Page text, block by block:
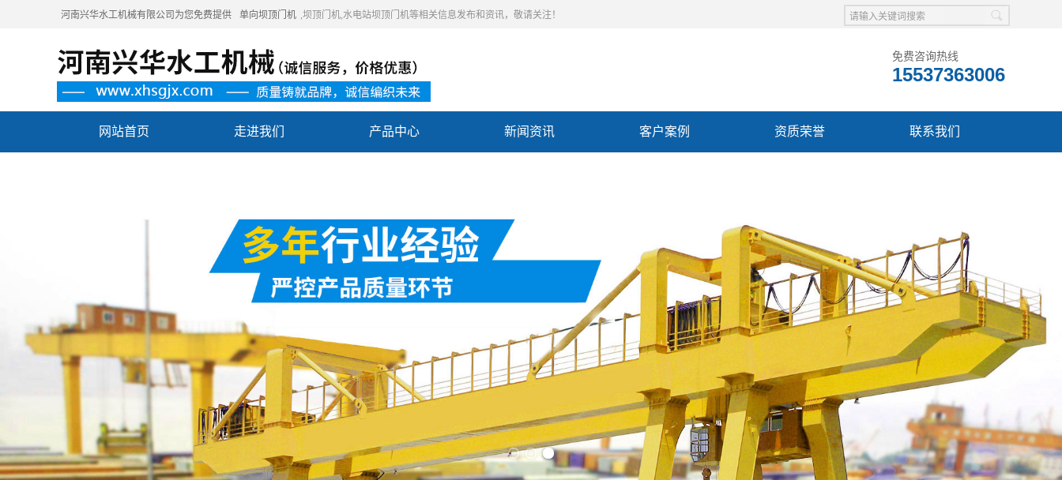
河南兴华水工机械有限公司为您免费提供 单向坝顶门机 ,坝顶门机,水电站坝顶门机等相关信息发布和资讯，敬请关注！
免费咨询热线
15537363006
网站首页 走进我们 产品中心 新闻资讯 客户案例 资质荣誉 联系我们